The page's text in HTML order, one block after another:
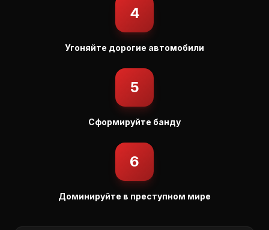
4
Угоняйте дорогие автомобили
5
Сформируйте банду
6
Доминируйте в преступном мире